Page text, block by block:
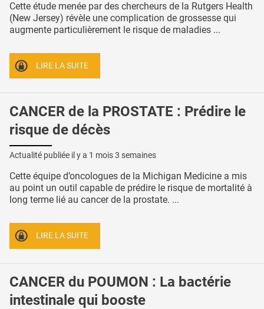
Cette étude menée par des chercheurs de la Rutgers Health
(New Jersey) révèle une complication de grossesse qui
augmente particulièrement le risque de maladies ...
LIRE LA SUITE
CANCER de la PROSTATE : Prédire le
risque de décès
Actualité publiée il y a 1 mois 3 semaines
Cette équipe d’oncologues de la Michigan Medicine a mis
au point un outil capable de prédire le risque de mortalité à
long terme lié au cancer de la prostate. ...
LIRE LA SUITE
CANCER du POUMON : La bactérie
intestinale qui booste